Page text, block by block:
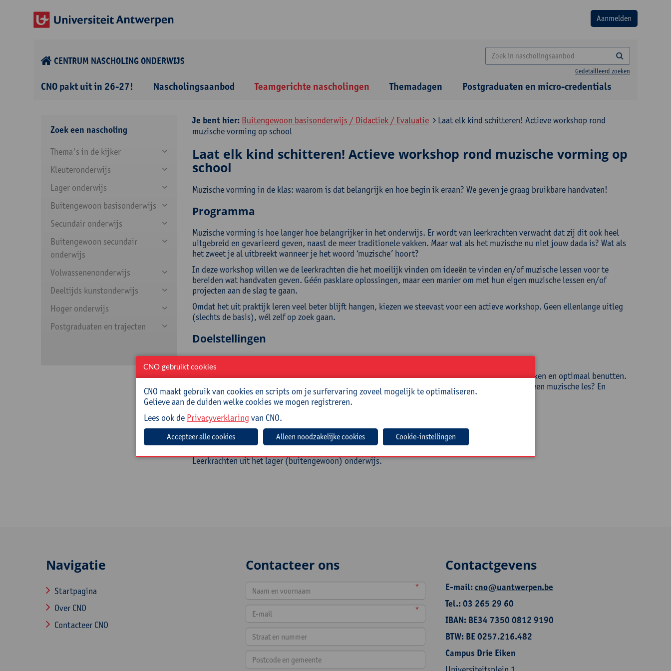
CENTRUM NASCHOLING ONDERWIJS
Gedetailleerd zoeken
CNO pakt uit in 26-27! Nascholingsaanbod Teamgerichte nascholingen Themadagen Postgraduaten en micro-credentials
Zoek een nascholing
Thema's in de kijker
Kleuteronderwijs
Lager onderwijs
Buitengewoon basisonderwijs
Secundair onderwijs
Buitengewoon secundair
onderwijs
Volwassenenonderwijs
Deeltijds kunstonderwijs
Hoger onderwijs
Postgraduaten en trajecten
Je bent hier: Buitengewoon basisonderwijs / Didactiek / Evaluatie
Laat elk kind schitteren! Actieve workshop rond
muzische vorming op school
Laat elk kind schitteren! Actieve workshop rond muzische vorming op
school
Muzische vorming in de klas: waarom is dat belangrijk en hoe begin ik eraan? We geven je graag bruikbare handvaten!
Programma
Muzische vorming is hoe langer hoe belangrijker in het onderwijs. Er wordt van leerkrachten verwacht dat zij dit ook heel
uitgebreid en gevarieerd geven, naast de meer traditionele vakken. Maar wat als het muzische nu niet jouw dada is? Wat als
het zweet je al uitbreekt wanneer je het woord ‘muzische’ hoort?
In deze workshop willen we de leerkrachten die het moeilijk vinden om ideeën te vinden en/of muzische lessen voor te
bereiden wat handvaten geven. Géén pasklare oplossingen, maar een manier om met hun eigen muzische lessen en/of
projecten aan de slag te gaan.
Omdat het uit praktijk leren veel beter blijft hangen, kiezen we steevast voor een actieve workshop. Geen ellenlange uitleg
(slechts de basis), wél zelf op zoek gaan.
Doelstellingen
Weten hoe we door middel van muzisch handelen de talenten van leerlingen kunnen ontdekken en optimaal benutten.
Een les muzische vorming: hoe begin je daaraan? Wat zijn de belangrijkste onderdelen van een muzische les? En
wanneer is een les écht muzisch?
Een les muzische opvoeding vanaf een idee kunnen opbouwen.
Out of the box denken om zo tot een muzische les te komen.
Doelgroep
Leerkrachten uit het lager (buitengewoon) onderwijs.
Navigatie
Startpagina
Over CNO
Contacteer CNO
Contacteer ons
*
*
Contactgevens
E-mail:cno@uantwerpen.be
Tel.: 03 265 29 60
IBAN: BE34 7350 0812 9190
BTW: BE 0257.216.482
Campus Drie Eiken
CNO gebruikt cookies
CNO maakt gebruik van cookies en scripts om je surfervaring zoveel mogelijk te optimaliseren.
Gelieve aan de duiden welke cookies we mogen registreren.
Lees ook de Privacyverklaring van CNO.
Cookie-instellingen